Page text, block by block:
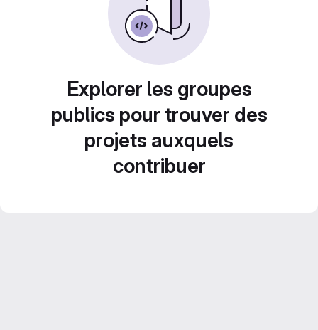
Explorer les groupes
publics pour trouver des
projets auxquels
contribuer